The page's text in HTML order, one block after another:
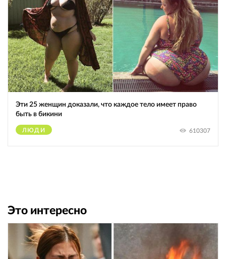
Эти 25 женщин доказали, что каждое тело имеет право
быть в бикини
ЛЮДИ 610307
Это интересно